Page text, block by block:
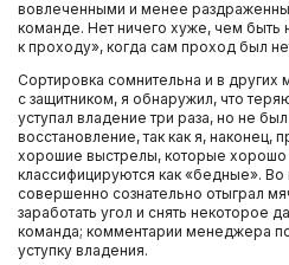
вовлеченными и менее
команде. Нет ничего хуже, чем быть
к проходу», когда сам проход был
Сортировка сомнительна и в других
с защитником, я обнаружил, что
уступал владение три раза, но не
восстановление, так как я, наконец,
хорошие выстрелы, которые хорошо
классифицируются как «бедные».
совершенно сознательно отыграл
заработать угол и снять некоторое
команда; комментарии менеджера
уступку владения.